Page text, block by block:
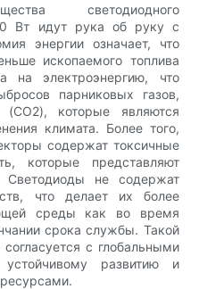
светодиодного
Вт идут рука об руку с
энергии означает, что
ископаемого топлива
на электроэнергию, что
парниковых газов,
которые являются
климата. Более того,
содержат токсичные
которые представляют
Светодиоды не содержат
что делает их более
среды как во время
срока службы. Такой
с глобальными
развитию и